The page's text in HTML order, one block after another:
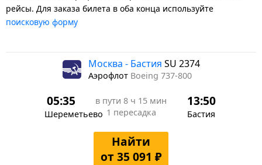
рейсы. Для заказа билета в оба конца используйте
поисковую форму
Москва - Бастия SU 2374
Аэрофлот Boeing 737-800
05:35
Шереметьево
в пути 8 ч 15 мин
1 пересадка
13:50
Бастия
Найти
от 35 091 ₽